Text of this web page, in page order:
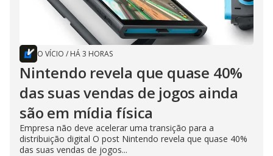
O VÍCIO / HÁ 3 HORAS
Nintendo revela que quase 40%
das suas vendas de jogos ainda
são em mídia física
Empresa não deve acelerar uma transição para a
distribuição digital O post Nintendo revela que quase 40%
das suas vendas de jogos...